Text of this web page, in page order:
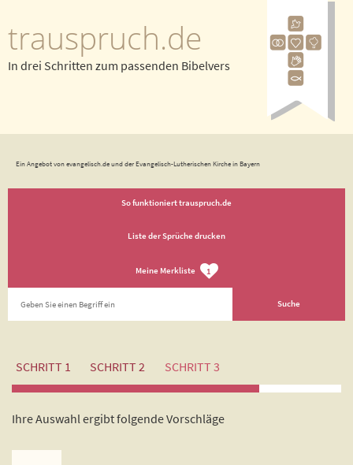
trauspruch.de
In drei Schritten zum passenden Bibelvers
Ein Angebot von evangelisch.de und der Evangelisch-Lutherischen Kirche in Bayern
So funktioniert trauspruch.de
Liste der Sprüche drucken
Meine Merkliste 1
SCHRITT 1 SCHRITT 2 SCHRITT 3
Ihre Auswahl ergibt folgende Vorschläge